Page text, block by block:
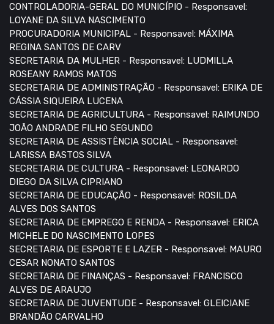
CONTROLADORIA-GERAL DO MUNICÍPIO - Responsavel:
LOYANE DA SILVA NASCIMENTO
PROCURADORIA MUNICIPAL - Responsavel: MÁXIMA
REGINA SANTOS DE CARV
SECRETARIA DA MULHER - Responsavel: LUDMILLA
ROSEANY RAMOS MATOS
SECRETARIA DE ADMINISTRAÇÃO - Responsavel: ERIKA DE
CÁSSIA SIQUEIRA LUCENA
SECRETARIA DE AGRICULTURA - Responsavel: RAIMUNDO
JOÃO ANDRADE FILHO SEGUNDO
SECRETARIA DE ASSISTÊNCIA SOCIAL - Responsavel:
LARISSA BASTOS SILVA
SECRETARIA DE CULTURA - Responsavel: LEONARDO
DIEGO DA SILVA CIPRIANO
SECRETARIA DE EDUCAÇÃO - Responsavel: ROSILDA
ALVES DOS SANTOS
SECRETARIA DE EMPREGO E RENDA - Responsavel: ERICA
MICHELE DO NASCIMENTO LOPES
SECRETARIA DE ESPORTE E LAZER - Responsavel: MAURO
CESAR NONATO SANTOS
SECRETARIA DE FINANÇAS - Responsavel: FRANCISCO
ALVES DE ARAUJO
SECRETARIA DE JUVENTUDE - Responsavel: GLEICIANE
BRANDÃO CARVALHO